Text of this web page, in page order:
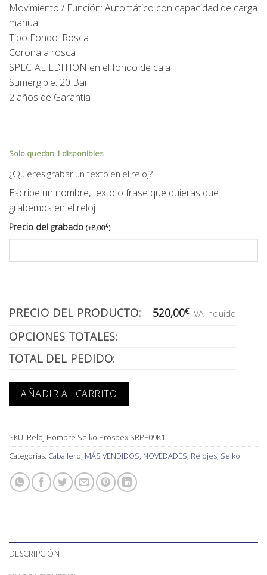
Movimiento / Función: Automático con capacidad de carga
manual
Tipo Fondo: Rosca
Corona a rosca
SPECIAL EDITION en el fondo de caja
Sumergible: 20 Bar
2 años de Garantía
Solo quedan 1 disponibles
¿Quieres grabar un texto en el reloj?
Escribe un nombre, texto o frase que quieras que
grabemos en el reloj
Precio del grabado (+8,00€)
PRECIO DEL PRODUCTO: 520,00€ IVA incluido
OPCIONES TOTALES:
TOTAL DEL PEDIDO:
AÑADIR AL CARRITO
SKU: Reloj Hombre Seiko Prospex SRPE09K1
Categorías: Caballero, MÁS VENDIDOS, NOVEDADES, Relojes, Seiko
DESCRIPCIÓN